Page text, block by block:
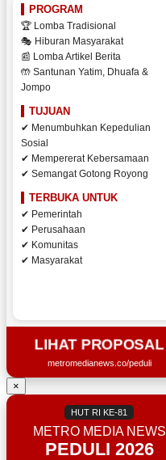
PROGRAM
🏆 Lomba Tradisional
🎭 Hiburan Masyarakat
📰 Lomba Artikel Berita
🤲 Santunan Yatim, Dhuafa &
Jompo
TUJUAN
✔ Menumbuhkan Kepedulian
Sosial
✔ Mempererat Kebersamaan
✔ Semangat Gotong Royong
TERBUKA UNTUK
✔ Pemerintah
✔ Perusahaan
✔ Komunitas
✔ Masyarakat
LIHAT PROPOSAL
metromedianews.co/peduli
×
HUT RI KE-81
METRO MEDIA NEWS
PEDULI 2026